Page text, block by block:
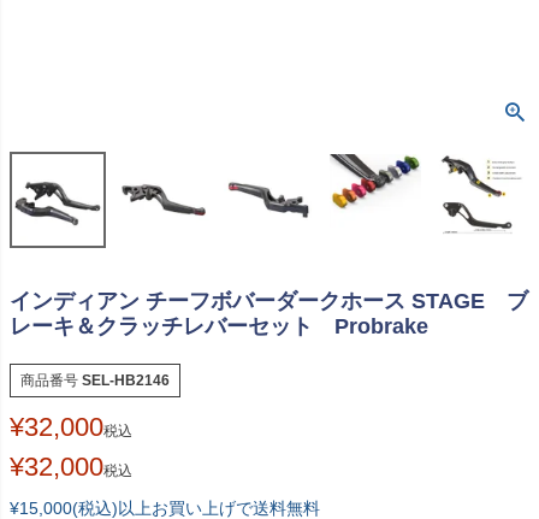
インディアン チーフボバーダークホース STAGE ブ
レーキ＆クラッチレバーセット Probrake
商品番号 SEL-HB2146
¥32,000税込
¥32,000税込
¥15,000(税込)以上お買い上げで送料無料